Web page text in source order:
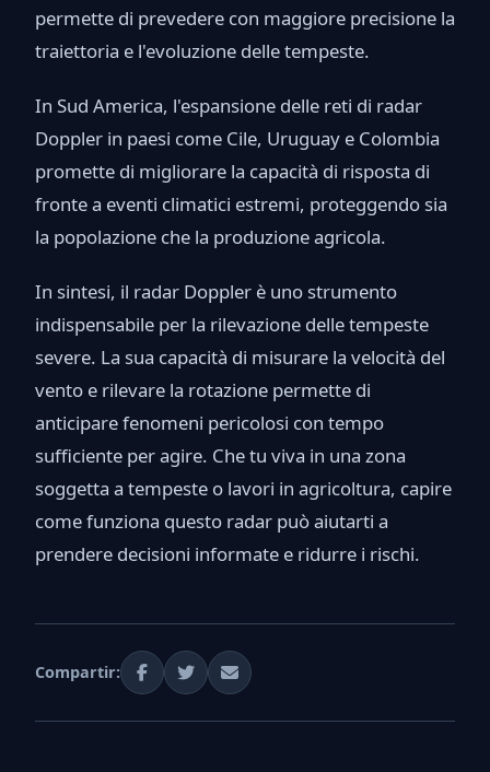
permette di prevedere con maggiore precisione la
traiettoria e l'evoluzione delle tempeste.
In Sud America, l'espansione delle reti di radar
Doppler in paesi come Cile, Uruguay e Colombia
promette di migliorare la capacità di risposta di
fronte a eventi climatici estremi, proteggendo sia
la popolazione che la produzione agricola.
In sintesi, il radar Doppler è uno strumento
indispensabile per la rilevazione delle tempeste
severe. La sua capacità di misurare la velocità del
vento e rilevare la rotazione permette di
anticipare fenomeni pericolosi con tempo
sufficiente per agire. Che tu viva in una zona
soggetta a tempeste o lavori in agricoltura, capire
come funziona questo radar può aiutarti a
prendere decisioni informate e ridurre i rischi.
Compartir: